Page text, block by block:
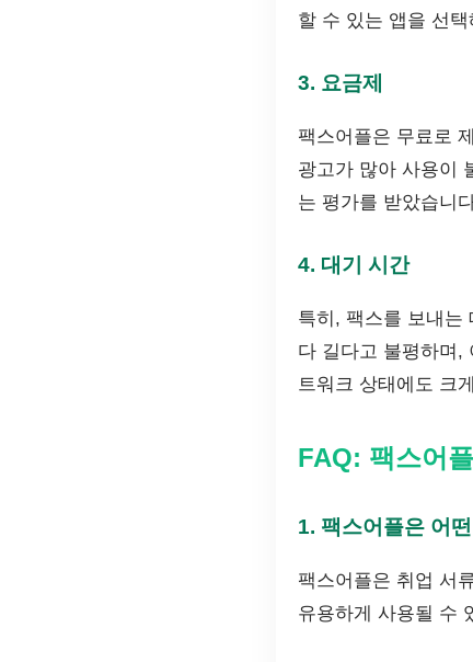
할 수 있는 앱을 선
3. 요금제
팩스어플은 무료로
광고가 많아 사용이
는 평가를 받았습니
4. 대기 시간
특히, 팩스를 보내는
다 길다고 불평하며,
트워크 상태에도 크
FAQ: 팩스어
1. 팩스어플은 어
팩스어플은 취업 서
유용하게 사용될 수